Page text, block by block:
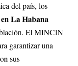
del país, los
La Habana
El MINCIN
garantizar una
sus